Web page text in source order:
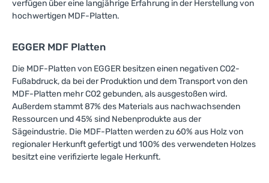
verfügen über eine langjährige Erfahrung in der Herstellung von
hochwertigen MDF-Platten.
EGGER MDF Platten
Die MDF-Platten von EGGER besitzen einen negativen CO2-
Fußabdruck, da bei der Produktion und dem Transport von den
MDF-Platten mehr CO2 gebunden, als ausgestoßen wird.
Außerdem stammt 87% des Materials aus nachwachsenden
Ressourcen und 45% sind Nebenprodukte aus der
Sägeindustrie. Die MDF-Platten werden zu 60% aus Holz von
regionaler Herkunft gefertigt und 100% des verwendeten Holzes
besitzt eine verifizierte legale Herkunft.